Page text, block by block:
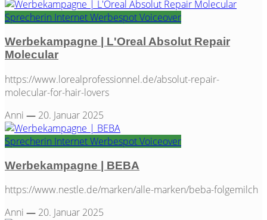
Sprecherin InternetWerbespotVoiceover
Werbekampagne | L'Oreal Absolut Repair
Molecular
https://www.lorealprofessionnel.de/absolut-repair-
molecular-for-hair-lovers
Anni — 20. Januar 2025
Sprecherin InternetWerbespotVoiceover
Werbekampagne | BEBA
https://www.nestle.de/marken/alle-marken/beba-folgemilch
Anni — 20. Januar 2025